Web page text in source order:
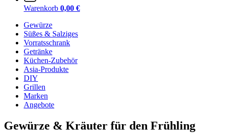
Warenkorb 0,00 €
Gewürze
Süßes & Salziges
Vorratsschrank
Getränke
Küchen-Zubehör
Asia-Produkte
DIY
Grillen
Marken
Angebote
Gewürze & Kräuter für den Frühling